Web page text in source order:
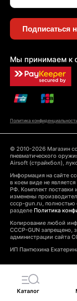
Подписаться
Мы принимаем к
Политика
© 2010-2026 Магазин
пневматического
Airsoft (страйкбол),
Информация на сайте
в коем виде не
РФ. Комплект поставки
изменены
cccp-gun.ru, полностью
разделе Политика
Копирование любой
CCCP-GUN запрещено,
администрации сайта
ИП Пантюхина
Каталог